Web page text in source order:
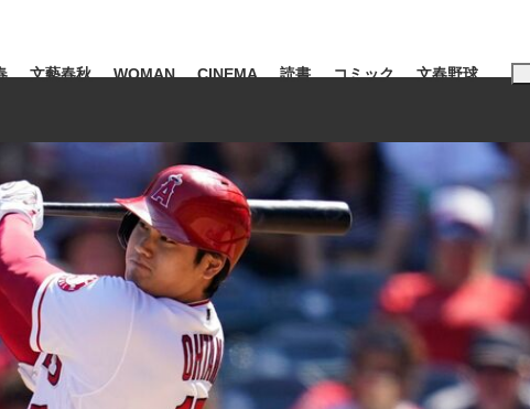
文藝春秋 WOMAN CINEMA 読書 コミック 文春野球
希 #森岡毅 #城彰二 #内田有紀
#松田聖子